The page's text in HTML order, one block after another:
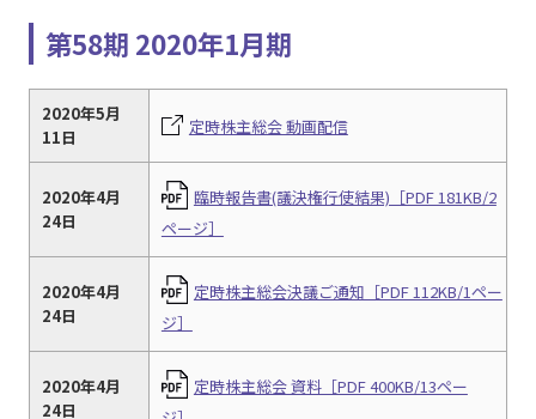
第58期 2020年1月期
2020年5月
11日
定時株主総会 動画配信
2020年4月
24日
臨時報告書(議決権行使結果)［PDF 181KB/2
ページ］
2020年4月
24日
定時株主総会決議ご通知［PDF 112KB/1ペー
ジ］
2020年4月
24日
定時株主総会 資料［PDF 400KB/13ペー